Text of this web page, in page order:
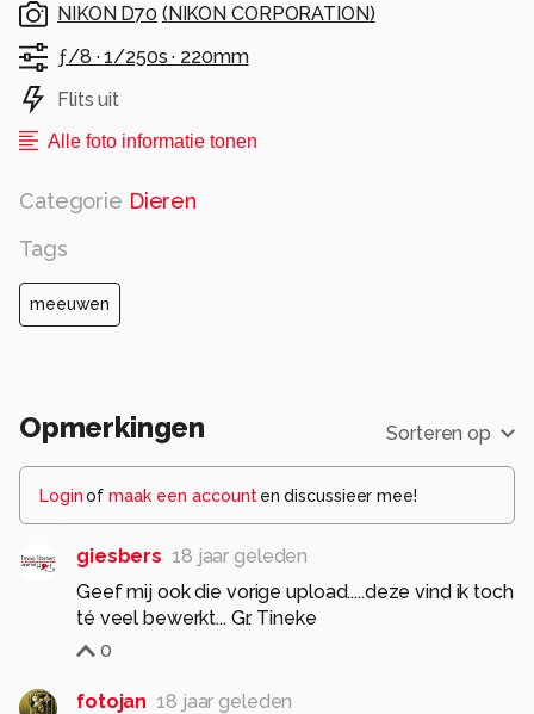
NIKON D70 (NIKON CORPORATION)
ƒ/8 ·1/250s · 220mm
Flits uit
Alle foto informatie tonen
Categorie Dieren
Tags
meeuwen
Opmerkingen Sorteren op
Loginof maak een account en discussieer mee!
giesbers 18 jaar geleden
Geef mij ook die vorige upload.....deze vind ik toch
té veel bewerkt... Gr. Tineke
0
fotojan 18 jaar geleden